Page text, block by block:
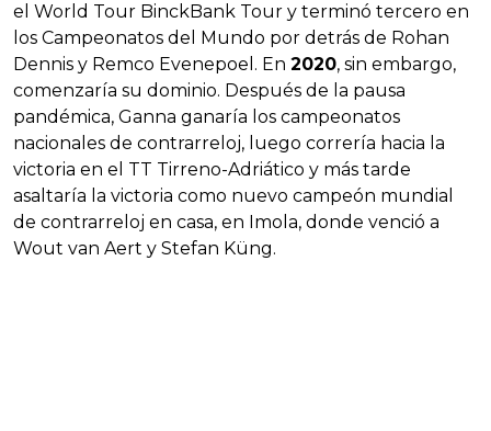
el World Tour BinckBank Tour y terminó tercero en
los Campeonatos del Mundo por detrás de Rohan
Dennis y Remco Evenepoel. En 2020, sin embargo,
comenzaría su dominio. Después de la pausa
pandémica, Ganna ganaría los campeonatos
nacionales de contrarreloj, luego correría hacia la
victoria en el TT Tirreno-Adriático y más tarde
asaltaría la victoria como nuevo campeón mundial
de contrarreloj en casa, en Imola, donde venció a
Wout van Aert y Stefan Küng.